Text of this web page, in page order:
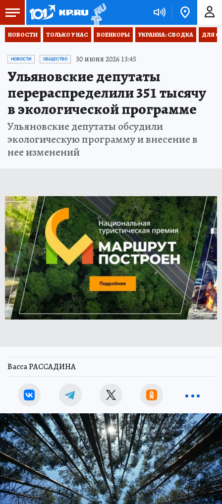
НОВОСТИ ТОЛЬКО У НАС ВОЕНКОРЫ УКРАИНА: СВОДКА ДЛЯ
НОВОСТИ ОБЩЕСТВО 30 июня 2026 13:45
Ульяновские депутаты
перераспределили 351 тысячу
в экологической программе
Ульяновские депутаты обсудили
экологическую программу и внесение в
нее изменений
Васса РАССАДИНА